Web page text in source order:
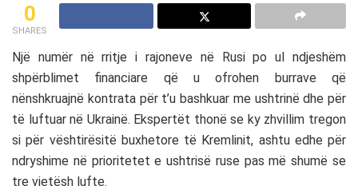
0
SHARES
Një numër në rritje i rajoneve në Rusi po ul ndjeshëm
shpërblimet financiare që u ofrohen burrave që
nënshkruajnë kontrata për t’u bashkuar me ushtrinë dhe për
të luftuar në Ukrainë. Ekspertët thonë se ky zhvillim tregon
si për vështirësitë buxhetore të Kremlinit, ashtu edhe për
ndryshime në prioritetet e ushtrisë ruse pas më shumë se
tre vjetësh lufte.